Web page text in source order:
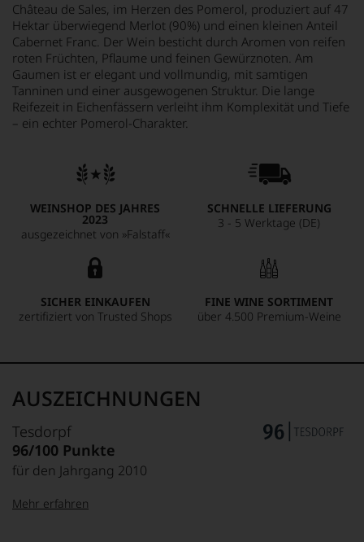
Château de Sales, im Herzen des Pomerol, produziert auf 47
Hektar überwiegend Merlot (90%) und einen kleinen Anteil
Cabernet Franc. Der Wein besticht durch Aromen von reifen
roten Früchten, Pflaume und feinen Gewürznoten. Am
Gaumen ist er elegant und vollmundig, mit samtigen
Tanninen und einer ausgewogenen Struktur. Die lange
Reifezeit in Eichenfässern verleiht ihm Komplexität und Tiefe
– ein echter Pomerol-Charakter.
WEINSHOP DES JAHRES
2023
ausgezeichnet von »Falstaff«
SCHNELLE LIEFERUNG
3 - 5 Werktage (DE)
SICHER EINKAUFEN
zertifiziert von Trusted Shops
FINE WINE SORTIMENT
über 4.500 Premium-Weine
AUSZEICHNUNGEN
Tesdorpf
96/100 Punkte
für den Jahrgang 2010
Mehr erfahren